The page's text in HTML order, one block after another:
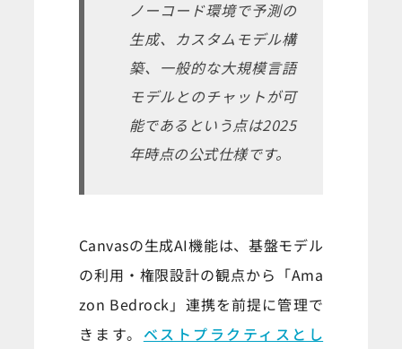
ノーコード環境で予測の
生成、カスタムモデル構
築、一般的な大規模言語
モデルとのチャットが可
能であるという点は2025
年時点の公式仕様です。
Canvasの生成AI機能は、基盤モデル
の利用・権限設計の観点から「Ama
zon Bedrock」連携を前提に管理で
きます。 ベストプラクティスとし